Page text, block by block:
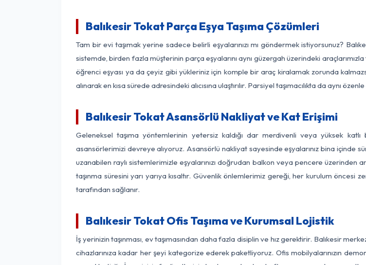
Balıkesir Tokat Parça Eşya Taşıma Çözümleri
Tam bir evi taşımak yerine sadece belirli eşyalarınızı mı göndermek istiyorsunuz?
sistemde, birden fazla müşterinin parça eşyalarını aynı güzergah üzerindeki
öğrenci eşyası ya da çeyiz gibi yükleriniz için komple bir araç kiralamak zorunda
alınarak en kısa sürede adresindeki alıcısına ulaştırılır. Parsiyel taşımacılıkta da aynı
Balıkesir Tokat Asansörlü Nakliyat ve Kat Erişimi
Geleneksel taşıma yöntemlerinin yetersiz kaldığı dar merdivenli veya yüksek
asansörlerimizi devreye alıyoruz. Asansörlü nakliyat sayesinde eşyalarınız bina içinde
uzanabilen raylı sistemlerimizle eşyalarınızı doğrudan balkon veya pencere üzerinden
taşınma süresini yarı yarıya kısaltır. Güvenlik önlemlerimiz gereği, her kurulum
tarafından sağlanır.
Balıkesir Tokat Ofis Taşıma ve Kurumsal Lojistik
İş yerinizin taşınması, ev taşımasından daha fazla disiplin ve hız gerektirir. Balıkesir
cihazlarınıza kadar her şeyi kategorize ederek paketliyoruz. Ofis mobilyalarınızın